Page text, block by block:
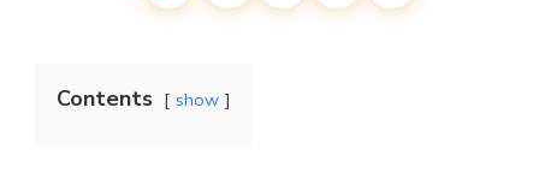
Contents show